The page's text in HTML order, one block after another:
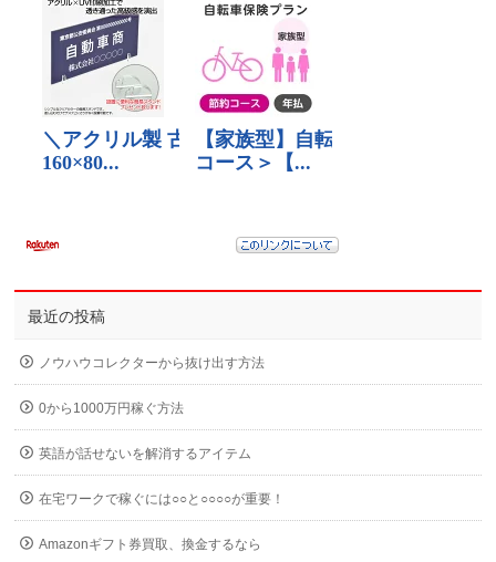
最近の投稿
ノウハウコレクターから抜け出す方法
0から1000万円稼ぐ方法
英語が話せないを解消するアイテム
在宅ワークで稼ぐには○○と○○○○が重要！
Amazonギフト券買取、換金するなら